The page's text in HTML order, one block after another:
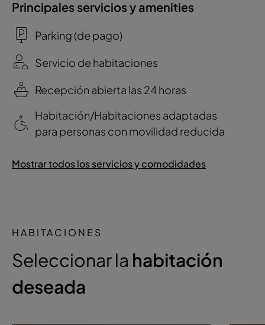
Principales servicios y amenities
Parking (de pago)
Servicio de habitaciones
Recepción abierta las 24 horas
Habitación/Habitaciones adaptadas
para personas con movilidad reducida
Mostrar todos los servicios y comodidades
HABITACIONES
Seleccionar la habitación
deseada